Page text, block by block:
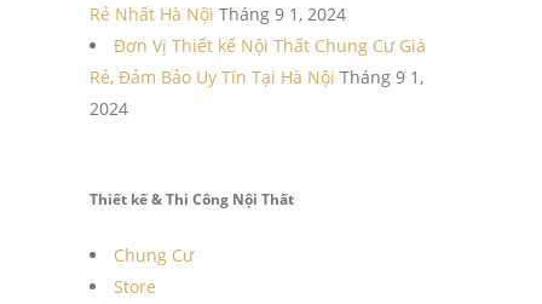
Rẻ Nhất Hà Nội Tháng 9 1, 2024
Đơn Vị Thiết kế Nội Thất Chung Cư Giá
Rẻ, Đảm Bảo Uy Tín Tại Hà Nội Tháng 9 1,
2024
Thiết kế & Thi Công Nội Thất
Chung Cư
Store